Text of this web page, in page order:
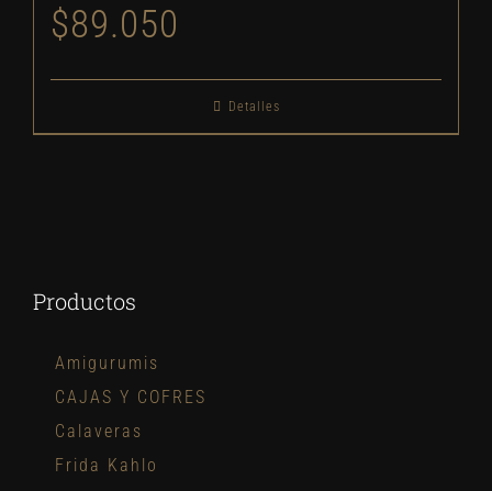
$89.050
Detalles
Productos
Amigurumis
CAJAS Y COFRES
Calaveras
Frida Kahlo